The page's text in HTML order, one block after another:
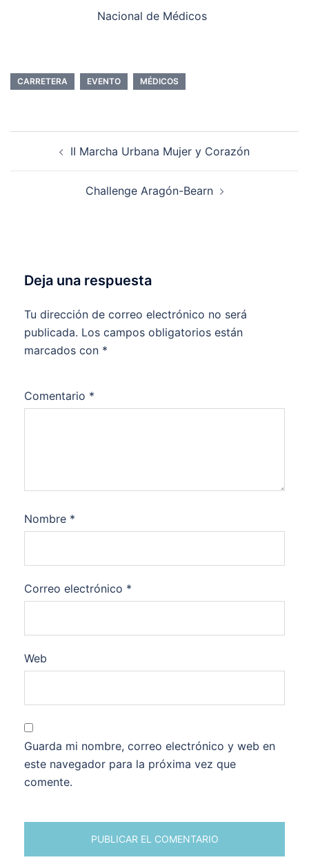
Nacional de Médicos
CARRETERA EVENTO MÉDICOS
II Marcha Urbana Mujer y Corazón
Challenge Aragón-Bearn
Deja una respuesta
Tu dirección de correo electrónico no será
publicada. Los campos obligatorios están
marcados con *
Comentario *
Nombre *
Correo electrónico *
Web
Guarda mi nombre, correo electrónico y web en
este navegador para la próxima vez que
comente.